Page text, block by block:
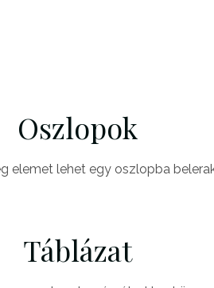
Oszlopok
lehet egy oszlopba
Táblázat